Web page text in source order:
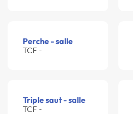
Perche - salle
TCF -
Triple saut - salle
TCF -